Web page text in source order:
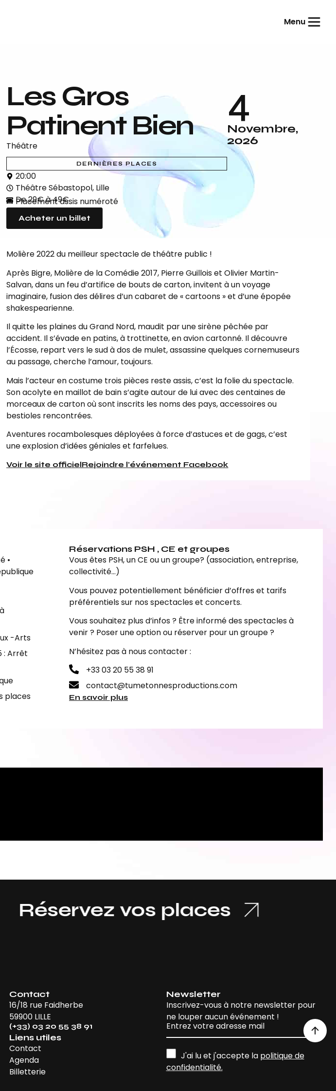
Menu
Les Gros
Patinent Bien
Théâtre
DERNIÈRES PLACES
4
Novembre,
2026
20:00
Théâtre Sébastopol, Lille
De 29€ à 49€
Placement assis numéroté
Acheter un billet
Molière 2022 du meilleur spectacle de théâtre public !
Après Bigre, Molière de la Comédie 2017, Pierre Guillois et Olivier Martin-
Salvan, dans un feu d’artifice de bouts de carton, invitent à un voyage
imaginaire, fusion des délires d’un cabaret de « cartoons » et d’une épopée
shakespearienne.
Il quitte les plaines du Grand Nord, maudit par une sirène pêchée par
accident. Il s’évade en patins, à trottinette, en avion cartonné. Il découvre
l’Écosse, repart vers le sud à dos de mulet, assassine quelques cornemuseurs
au passage, cherche l’amour, toujours.
Mais l’acteur en costume trois pièces reste assis, c’est la folie du spectacle.
Son acolyte en maillot de bain s’agite autour de lui avec des centaines de
morceaux de carton où sont inscrits les noms des pays, accessoires ou
bestioles rencontrées.
Aventures rocambolesques déployées à force d’astuces et de gags, c’est
une explosion d’idées géniales et farfelues.
Voir le site officielRejoindre l'événement Facebook
•
-Arts
: Arrêt
places
Réservations PSH , CE et groupes
Vous êtes PSH, un CE ou un groupe? (association, entreprise,
collectivité…)
Vous pouvez potentiellement bénéficier d’offres et tarifs
préférentiels sur nos spectacles et concerts.
Vous souhaitez plus d’infos ? Être informé des spectacles à
venir ? Poser une option ou réserver pour un groupe ?
N’hésitez pas à nous contacter :
+33 03 20 55 38 91
contact@tumetonnesproductions.com
En savoir plus
vos places
Contact
16/18 rue Faidherbe
59900 LILLE
(+33) 03 20 55 38 91
Liens utiles
Contact
Agenda
Billetterie
Newsletter
Inscrivez-vous à notre newsletter pour
ne louper aucun événement !
J'ai lu et j'accepte la politique de
confidentialité.